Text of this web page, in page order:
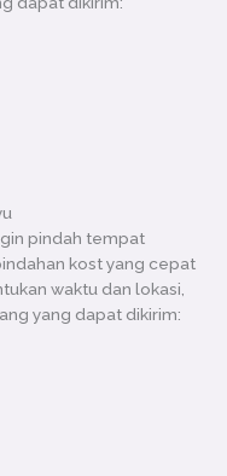
pindah tempat
kost yang cepat
waktu dan lokasi,
yang dapat dikirim: